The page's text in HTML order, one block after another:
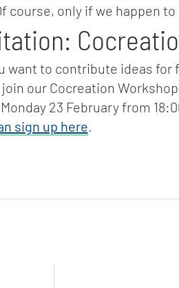
course, only if we happen
want to contribute ideas
join our Cocreation
23 February from
sign up here.